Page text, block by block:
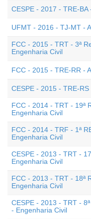
CESPE - 2017 - TRE-
UFMT - 2016 - TJ-MT -
FCC - 2015 - TRT - 3ª
Engenharia Civil
FCC - 2015 - TRE-RR -
CESPE - 2015 - TRE-
FCC - 2014 - TRT - 19ª
Engenharia Civil
FCC - 2014 - TRF - 1ª
Engenharia Civil
CESPE - 2013 - TRT -
Engenharia Civil
FCC - 2013 - TRT - 18ª
Engenharia Civil
CESPE - 2013 - TRT -
- Engenharia Civil